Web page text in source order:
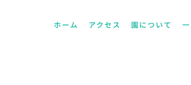
ホーム アクセス 園について